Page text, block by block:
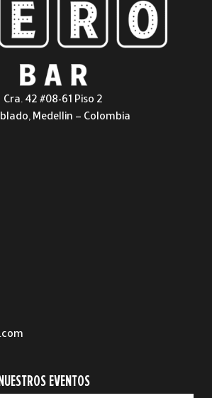
Cra. 42 #08-61 Piso 2
Medellin – Colombia
EVENTOS